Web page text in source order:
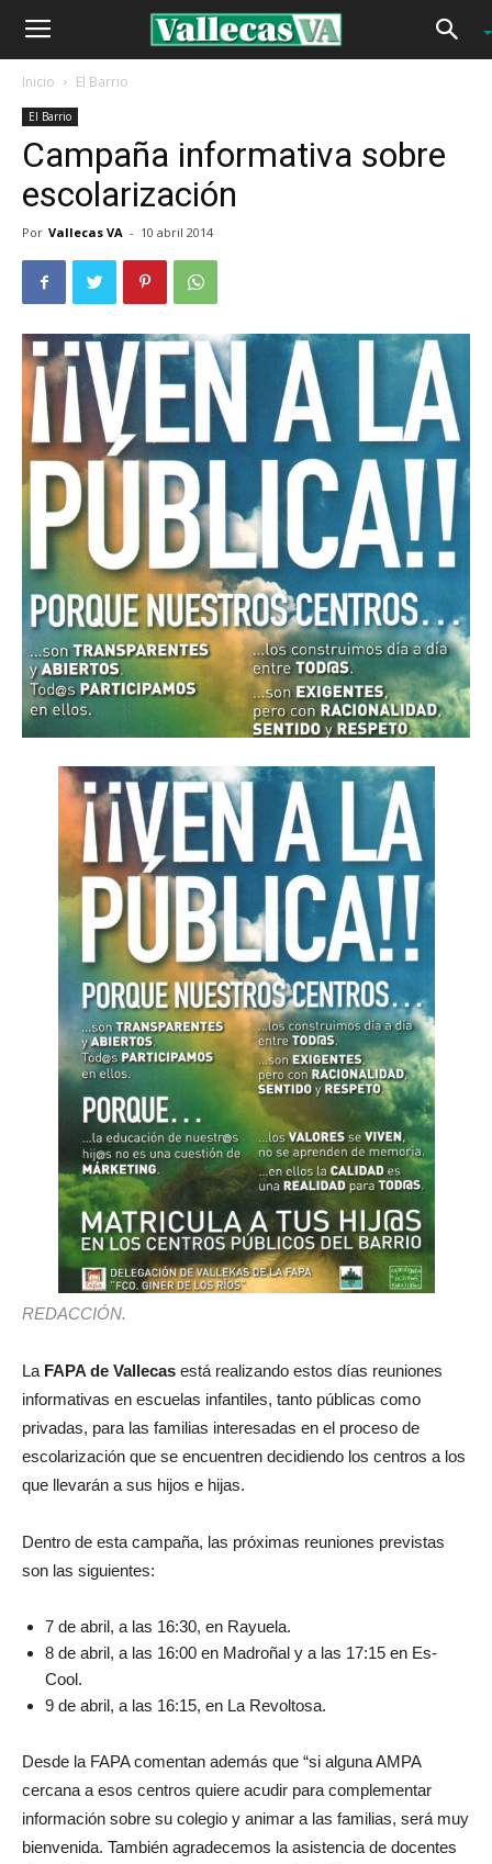
Inicio El Barrio
El Barrio
Campaña informativa sobre
escolarización
Por Vallecas VA - 10 abril 2014
REDACCIÓN.
La FAPA de Vallecas está realizando estos días reuniones
informativas en escuelas infantiles, tanto públicas como
privadas, para las familias interesadas en el proceso de
escolarización que se encuentren decidiendo los centros a los
que llevarán a sus hijos e hijas.
Dentro de esta campaña, las próximas reuniones previstas
son las siguientes:
7 de abril, a las 16:30, en Rayuela.
8 de abril, a las 16:00 en Madroñal y a las 17:15 en Es-
Cool.
9 de abril, a las 16:15, en La Revoltosa.
Desde la FAPA comentan además que “si alguna AMPA
cercana a esos centros quiere acudir para complementar
información sobre su colegio y animar a las familias, será muy
bienvenida. También agradecemos la asistencia de docentes